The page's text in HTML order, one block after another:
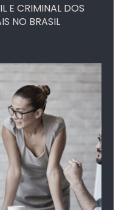
E CRIMINAL DOS
NO BRASIL